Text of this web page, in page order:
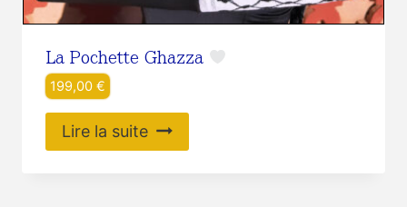
La Pochette Ghazza
199,00 €
Lire la suite